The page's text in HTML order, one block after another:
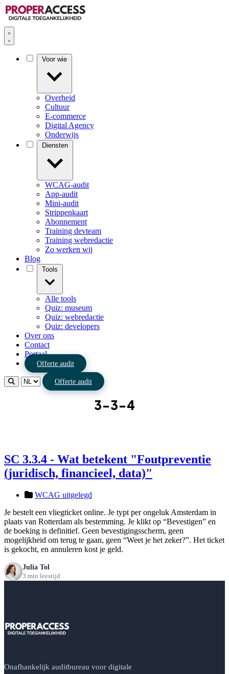
Overheid
Cultuur
E-commerce
Digital Agency
Onderwijs
WCAG-audit
App-audit
Mini-audit
Strippenkaart
Abonnement
Training devteam
Training webredactie
Zo werken wij
Blog
Alle tools
Quiz: museum
Quiz: webredactie
Quiz: developers
Over ons
Contact
Portaal
Offerte audit
Offerte audit
3-3-4
SC 3.3.4 - Wat betekent "Foutpreventie
(juridisch, financieel, data)"
WCAG uitgelegd
Je bestelt een vliegticket online. Je typt per ongeluk Amsterdam in
plaats van Rotterdam als bestemming. Je klikt op “Bevestigen” en
de boeking is definitief. Geen bevestigingsscherm, geen
mogelijkheid om terug te gaan, geen “Weet je het zeker?”. Het ticket
is gekocht, en annuleren kost je geld.
Julia Tol
3 min leestijd
Onafhankelijk auditbureau voor digitale